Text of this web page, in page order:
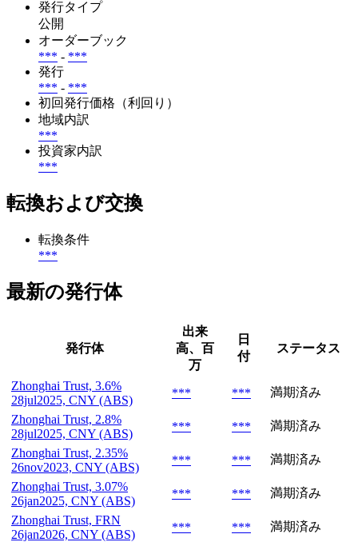
発行タイプ
公開
オーダーブック
*** - ***
発行
*** - ***
初回発行価格（利回り）
地域内訳
***
投資家内訳
***
転換および交換
転換条件
***
最新の発行体
発行体
出来
高、百
万
日
付
ステータス
Zhonghai Trust, 3.6%
28jul2025, CNY (ABS)
*** ***
満期済み
Zhonghai Trust, 2.8%
28jul2025, CNY (ABS)
*** ***
満期済み
Zhonghai Trust, 2.35%
26nov2023, CNY (ABS)
*** ***
満期済み
Zhonghai Trust, 3.07%
26jan2025, CNY (ABS)
*** ***
満期済み
Zhonghai Trust, FRN
26jan2026, CNY (ABS)
*** ***
満期済み